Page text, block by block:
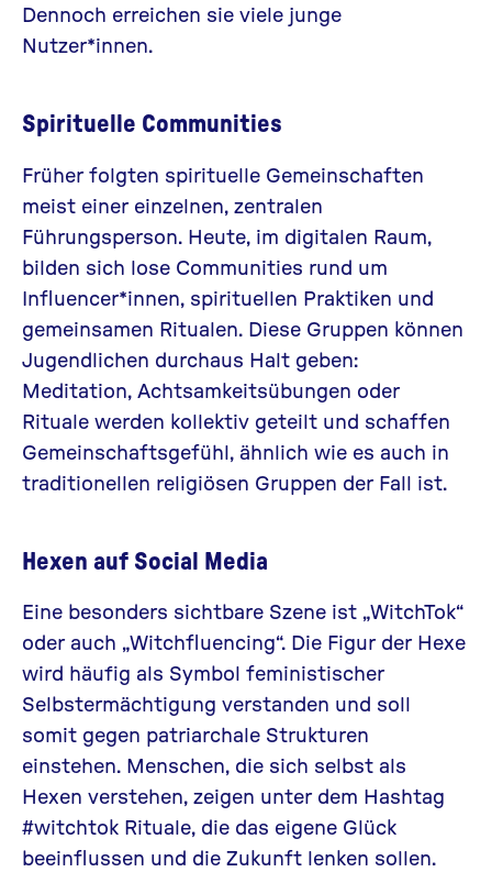
Dennoch erreichen sie viele junge
Nutzer*innen.
Spirituelle Communities
Früher folgten spirituelle Gemeinschaften
meist einer einzelnen, zentralen
Führungsperson. Heute, im digitalen Raum,
bilden sich lose Communities rund um
Influencer*innen, spirituellen Praktiken und
gemeinsamen Ritualen. Diese Gruppen können
Jugendlichen durchaus Halt geben:
Meditation, Achtsamkeitsübungen oder
Rituale werden kollektiv geteilt und schaffen
Gemeinschaftsgefühl, ähnlich wie es auch in
traditionellen religiösen Gruppen der Fall ist.
Hexen auf Social Media
Eine besonders sichtbare Szene ist „WitchTok“
oder auch „Witchfluencing“. Die Figur der Hexe
wird häufig als Symbol feministischer
Selbstermächtigung verstanden und soll
somit gegen patriarchale Strukturen
einstehen. Menschen, die sich selbst als
Hexen verstehen, zeigen unter dem Hashtag
#witchtok Rituale, die das eigene Glück
beeinflussen und die Zukunft lenken sollen.